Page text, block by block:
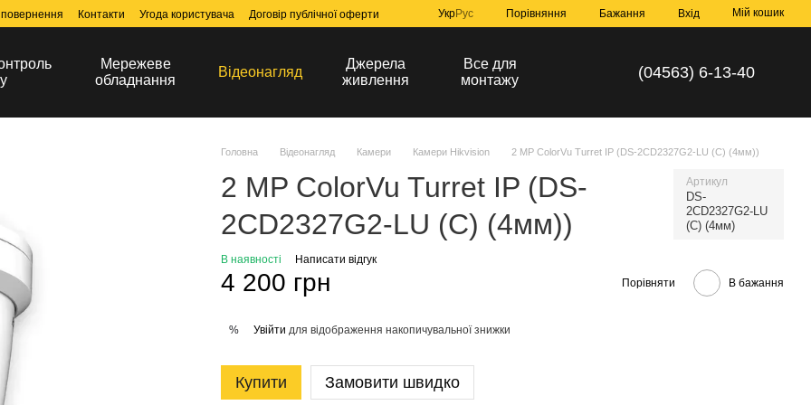
Контакти Угода користувача Договір публічної оферти УкрРус Порівняння Бажання Вхід Мій кошик
Мережеве
обладнання
Відеонагляд
Джерела
живлення
Все для
монтажу
(04563) 6-13-40
Головна Відеонагляд Камери Камери Hikvision 2 MP ColorVu Turret IP (DS-2CD2327G2-LU (C) (4мм))
2 MP ColorVu Turret IP (DS-
2CD2327G2-LU (C) (4мм))
Артикул
DS-
2CD2327G2-LU
(C) (4мм)
В наявності Написати відгук
4 200 грн Порівняти В бажання
% Увійти для відображення накопичувальної знижки
Купити Замовити швидко